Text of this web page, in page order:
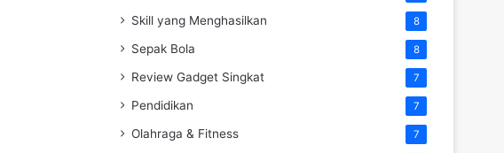
Skill yang Menghasilkan 8
Sepak Bola 8
Review Gadget Singkat 7
Pendidikan 7
Olahraga & Fitness 7